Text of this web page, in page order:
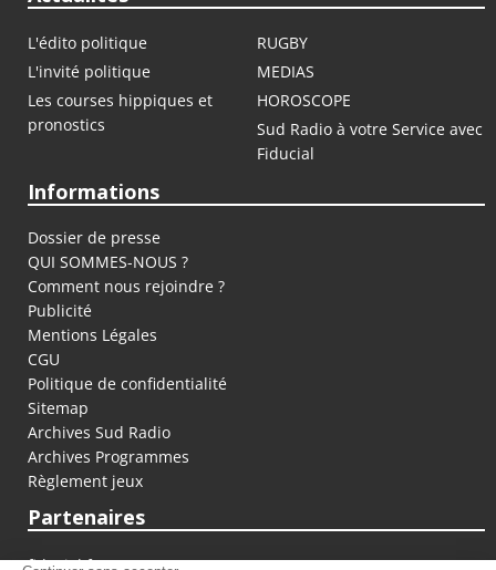
L'édito politique
RUGBY
L'invité politique
MEDIAS
Les courses hippiques et
pronostics
HOROSCOPE
Sud Radio à votre Service avec
Fiducial
Informations
Dossier de presse
QUI SOMMES-NOUS ?
Comment nous rejoindre ?
Publicité
Mentions Légales
CGU
Politique de confidentialité
Sitemap
Archives Sud Radio
Archives Programmes
Règlement jeux
Partenaires
fiducial.fr